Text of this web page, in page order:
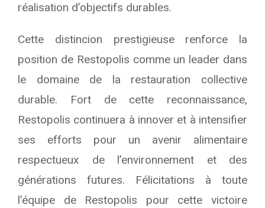
réalisation d’objectifs durables.
Cette distincion prestigieuse renforce la
position de Restopolis comme un leader dans
le domaine de la restauration collective
durable. Fort de cette reconnaissance,
Restopolis continuera à innover et à intensifier
ses efforts pour un avenir alimentaire
respectueux de l’environnement et des
générations futures. Félicitations à toute
l’équipe de Restopolis pour cette victoire